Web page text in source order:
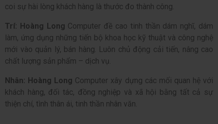
coi sự hài lòng khách hàng là thước đo thành công.
Trí: Hoàng Long Computer đề cao tinh thần dám nghĩ, dám
làm, ứng dụng những tiến bộ khoa học kỹ thuật và công nghệ
mới vào quản lý, bán hàng. Luôn chủ động cải tiến, nâng cao
chất lượng sản phẩm – dịch vụ.
Nhân: Hoàng Long Computer xây dựng các mối quan hệ với
khách hàng, đối tác, đồng nghiệp và xã hội bằng tất cả sự
thiện chí, tình thân ái, tinh thần nhân văn.